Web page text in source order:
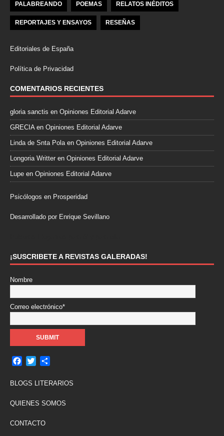
PALABREANDO POEMAS RELATOS INÉDITOS
REPORTAJES Y ENSAYOS RESEÑAS
Editoriales de España
Política de Privacidad
COMENTARIOS RECIENTES
gloria sanctis en Opiniones Editorial Adarve
GRECIAen Opiniones Editorial Adarve
Linda de Snta Polaen Opiniones Editorial Adarve
Longoria Writter en Opiniones Editorial Adarve
Lupe en Opiniones Editorial Adarve
Psicólogos en Prosperidad
Desarrollado por Enrique Sevillano
¡SUSCRIBETE A REVISTAS GALERADAS!
Nombre
Correo electrónico*
c
b
o
t
r
m
a
BLOGS LITERARIOS
QUIENES SOMOS
CONTACTO